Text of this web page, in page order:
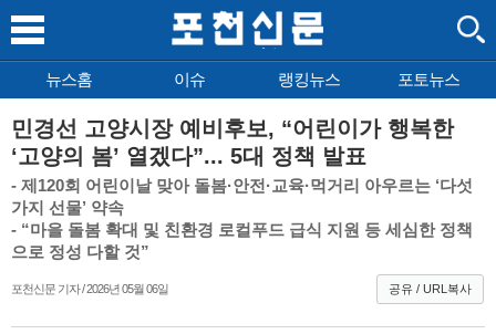
뉴스홈 이슈 랭킹뉴스 포토뉴스
민경선 고양시장 예비후보, “어린이가 행복한
‘고양의 봄’ 열겠다”... 5대 정책 발표
- 제120회 어린이날 맞아 돌봄·안전·교육·먹거리 아우르는 ‘다섯
가지 선물’ 약속
- “마을 돌봄 확대 및 친환경 로컬푸드 급식 지원 등 세심한 정책
으로 정성 다할 것”
포천신문 기자 / 2026년 05월 06일 공유 / URL복사